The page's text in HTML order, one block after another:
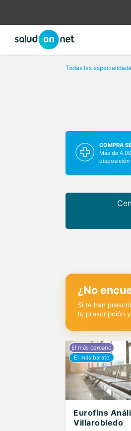
Todas las
COMPRA
Más de
disposición
¿No
Si te han
tu prescripción
Eurofins
Villarobledo